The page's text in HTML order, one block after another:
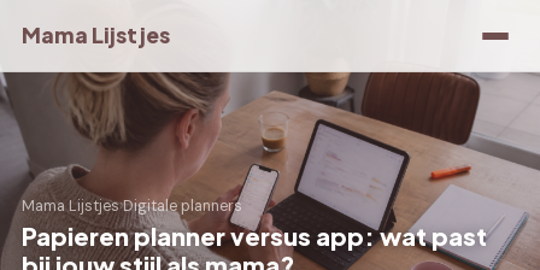
Mama Lijstjes
Mama Lijstjes›Digitale planners
Papieren planner versus app: wat past